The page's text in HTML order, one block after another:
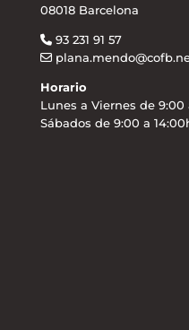
08018 Barcelona
93 231 91 57
Horario
Lunes a Viernes de 9:00
Sábados de 9:00 a